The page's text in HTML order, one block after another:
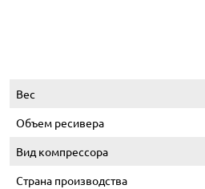
Вес
Объем ресивера
Вид компрессора
Страна производства